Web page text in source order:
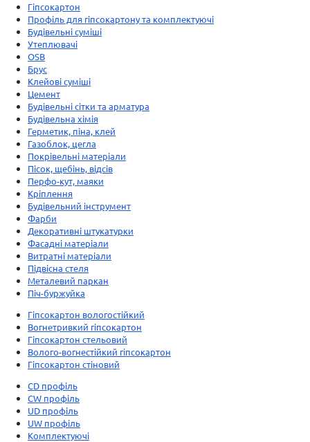
Гіпсокартон
Профіль для гіпсокартону та комплектуючі
Будівельні суміші
Утеплювачі
OSB
Брус
Клейові суміші
Цемент
Будівельні сітки та арматура
Будівельна хімія
Герметик, піна, клей
Газоблок, цегла
Покрівельні матеріали
Пісок, щебінь, відсів
Перфо-кут, маяки
Кріплення
Будівельний інструмент
Фарби
Декоративні штукатурки
Фасадні матеріали
Витратні матеріали
Підвісна стеля
Металевий паркан
Піч-буржуйка
Гіпсокартон вологостійкий
Вогнетривкий гіпсокартон
Гіпсокартон стельовий
Волого-вогнестійкий гіпсокартон
Гіпсокартон стіновий
CD профіль
CW профіль
UD профіль
UW профіль
Комплектуючі